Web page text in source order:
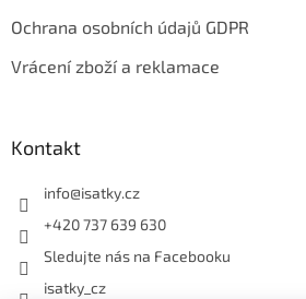
Ochrana osobních údajů GDPR
Vrácení zboží a reklamace
Kontakt
info@isatky.cz
+420 737 639 630
Sledujte nás na Facebooku
isatky_cz